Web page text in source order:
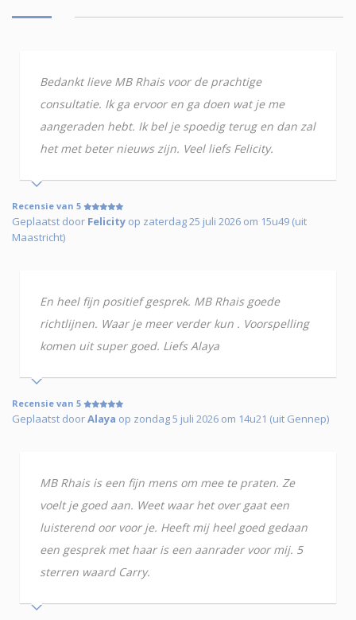
Bedankt lieve MB Rhais voor de prachtige
consultatie. Ik ga ervoor en ga doen wat je me
aangeraden hebt. Ik bel je spoedig terug en dan zal
het met beter nieuws zijn. Veel liefs Felicity.
Recensie van 5
Geplaatst door Felicity op zaterdag 25 juli 2026 om 15u49 (uit
Maastricht)
En heel fijn positief gesprek. MB Rhais goede
richtlijnen. Waar je meer verder kun . Voorspelling
komen uit super goed. Liefs Alaya
Recensie van 5
Geplaatst doorAlaya op zondag 5 juli 2026 om 14u21 (uit Gennep)
MB Rhais is een fijn mens om mee te praten. Ze
voelt je goed aan. Weet waar het over gaat een
luisterend oor voor je. Heeft mij heel goed gedaan
een gesprek met haar is een aanrader voor mij. 5
sterren waard Carry.